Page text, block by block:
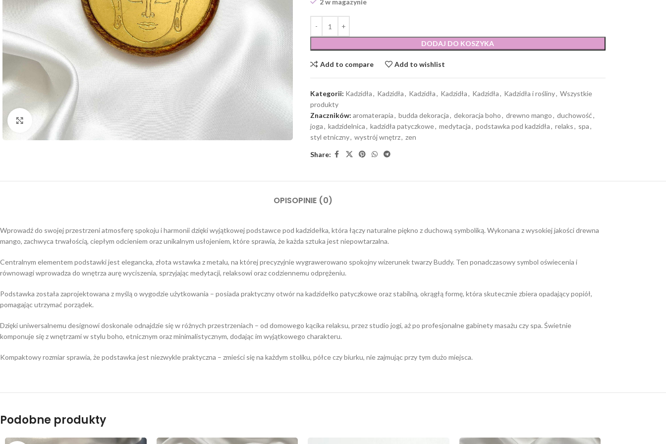
Click to enlarge
2 w magazynie
DODAJ DO KOSZYKA
Add to compare Add to wishlist
Kategorii: Kadzidła, Kadzidła, Kadzidła, Kadzidła, Kadzidła, Kadzidła i rośliny, Wszystkie
produkty
Znaczników: aromaterapia, budda dekoracja, dekoracja boho, drewno mango, duchowość,
joga, kadzidelnica, kadzidła patyczkowe, medytacja, podstawka pod kadzidła, relaks, spa,
styl etniczny, wystrój wnętrz, zen
Share:
OPISOPINIE (0)
Wprowadź do swojej przestrzeni atmosferę spokoju i harmonii dzięki wyjątkowej podstawce pod kadzidełka, która łączy naturalne piękno z duchową symboliką. Wykonana z wysokiej jakości drewna
mango, zachwyca trwałością, ciepłym odcieniem oraz unikalnym usłojeniem, które sprawia, że każda sztuka jest niepowtarzalna.
Centralnym elementem podstawki jest elegancka, złota wstawka z metalu, na której precyzyjnie wygrawerowano spokojny wizerunek twarzy Buddy. Ten ponadczasowy symbol oświecenia i
równowagi wprowadza do wnętrza aurę wyciszenia, sprzyjając medytacji, relaksowi oraz codziennemu odprężeniu.
Podstawka została zaprojektowana z myślą o wygodzie użytkowania – posiada praktyczny otwór na kadzidełko patyczkowe oraz stabilną, okrągłą formę, która skutecznie zbiera opadający popiół,
pomagając utrzymać porządek.
Dzięki uniwersalnemu designowi doskonale odnajdzie się w różnych przestrzeniach – od domowego kącika relaksu, przez studio jogi, aż po profesjonalne gabinety masażu czy spa. Świetnie
komponuje się z wnętrzami w stylu boho, etnicznym oraz minimalistycznym, dodając im wyjątkowego charakteru.
Kompaktowy rozmiar sprawia, że podstawka jest niezwykle praktyczna – zmieści się na każdym stoliku, półce czy biurku, nie zajmując przy tym dużo miejsca.
Podobne produkty